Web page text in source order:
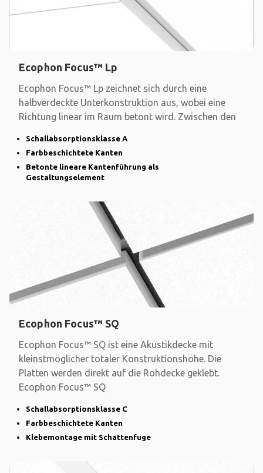
Ecophon Focus™ Lp
Ecophon Focus™ Lp zeichnet sich durch eine
halbverdeckte Unterkonstruktion aus, wobei eine
Richtung linear im Raum betont wird. Zwischen den
Schallabsorptionsklasse A
Farbbeschichtete Kanten
Betonte lineare Kantenführung als
Gestaltungselement
Ecophon Focus™ SQ
Ecophon Focus™ SQ ist eine Akustikdecke mit
kleinstmöglicher totaler Konstruktionshöhe. Die
Platten werden direkt auf die Rohdecke geklebt.
Ecophon Focus™ SQ
Schallabsorptionsklasse C
Farbbeschichtete Kanten
Klebemontage mit Schattenfuge